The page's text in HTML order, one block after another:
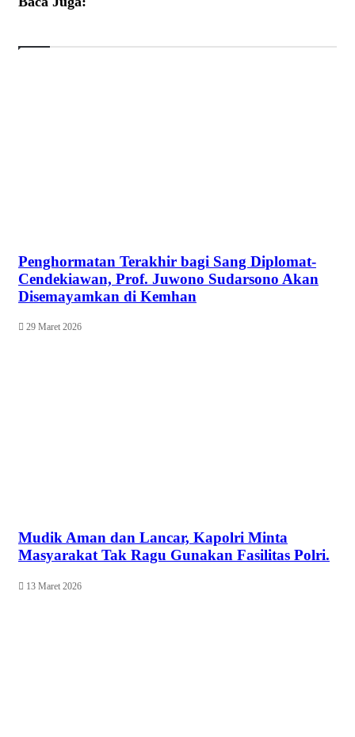
Penghormatan Terakhir bagi Sang Diplomat-
Cendekiawan, Prof. Juwono Sudarsono Akan
Disemayamkan di Kemhan
29 Maret 2026
Mudik Aman dan Lancar, Kapolri Minta
Masyarakat Tak Ragu Gunakan Fasilitas Polri.
13 Maret 2026